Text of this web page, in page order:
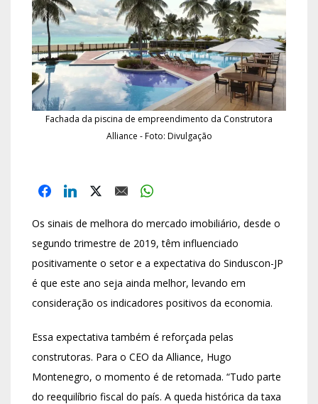
Fachada da piscina de empreendimento da Construtora
Alliance - Foto: Divulgação
Os sinais de melhora do mercado imobiliário, desde o
segundo trimestre de 2019, têm influenciado
positivamente o setor e a expectativa do Sinduscon-JP
é que este ano seja ainda melhor, levando em
consideração os indicadores positivos da economia.
Essa expectativa também é reforçada pelas
construtoras. Para o CEO da Alliance, Hugo
Montenegro, o momento é de retomada. “Tudo parte
do reequilíbrio fiscal do país. A queda histórica da taxa